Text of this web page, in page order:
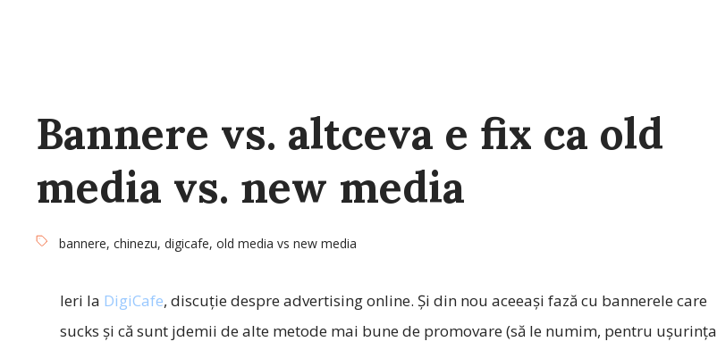
Bannere vs. altceva e fix ca old
media vs. new media
bannere, chinezu, digicafe, old media vs new media
Ieri la DigiCafe, discuţie despre advertising online. Şi din nou aceeaşi fază cu bannerele care
sucks şi că sunt jdemii de alte metode mai bune de promovare (să le numim, pentru uşurinţa